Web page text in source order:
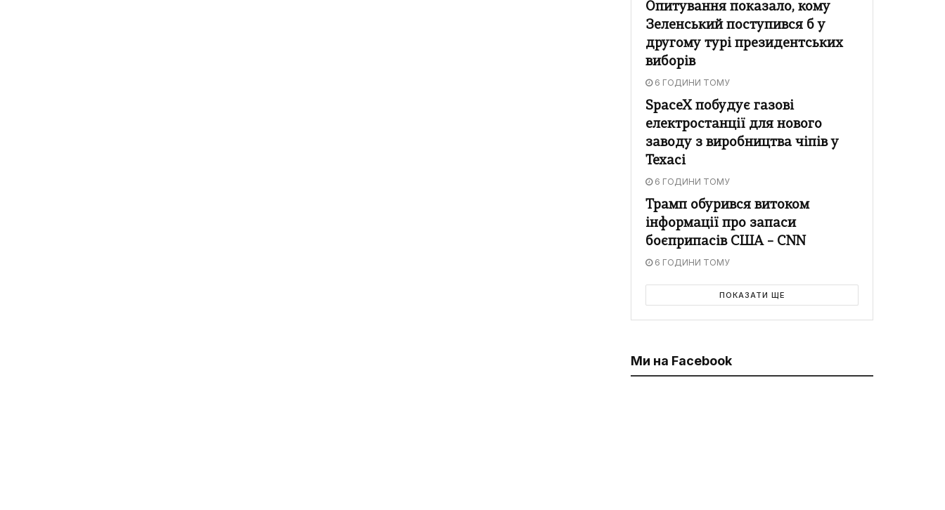
Опитування показало, кому
Зеленський поступився б у
другому турі президентських
виборів
6 ГОДИНИ ТОМУ
SpaceX побудує газові
електростанції для нового
заводу з виробництва чіпів у
Техасі
6 ГОДИНИ ТОМУ
Трамп обурився витоком
інформації про запаси
боєприпасів США – CNN
6 ГОДИНИ ТОМУ
ПОКАЗАТИ ЩЕ
Ми на Facebook